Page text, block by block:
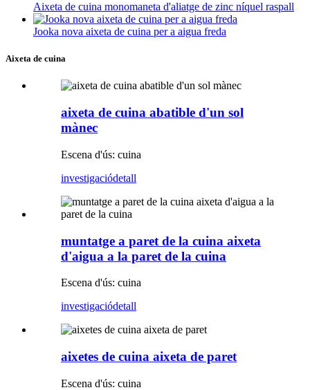
Aixeta de cuina monomaneta d'aliatge de zinc níquel raspall
Jooka nova aixeta de cuina per a aigua freda
Aixeta de cuina
aixeta de cuina abatible d'un sol
mànec
Escena d'ús: cuina
investigaciódetall
muntatge a paret de la cuina aixeta
d'aigua a la paret de la cuina
Escena d'ús: cuina
investigaciódetall
aixetes de cuina aixeta de paret
Escena d'ús: cuina